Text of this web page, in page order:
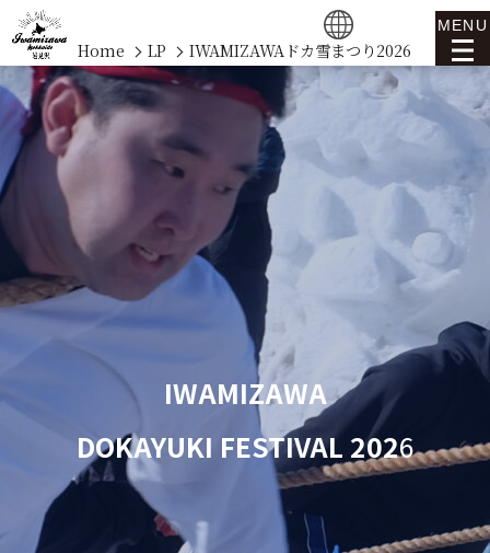
MENU
Home LP IWAMIZAWAドカ雪まつり2026
IWAMIZAWA
DOKAYUKI FESTIVAL 2026